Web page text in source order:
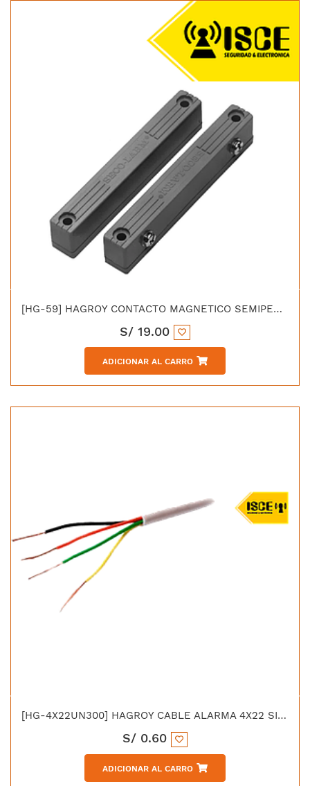
[HG-59] HAGROY CONTACTO MAGNETICO SEMIPESADO CON BASE ABS
S/ 19.00
ADICIONAR AL CARRO
[HG-4X22UN300] HAGROY CABLE ALARMA 4X22 SIN APANTALLAR
S/ 0.60
ADICIONAR AL CARRO